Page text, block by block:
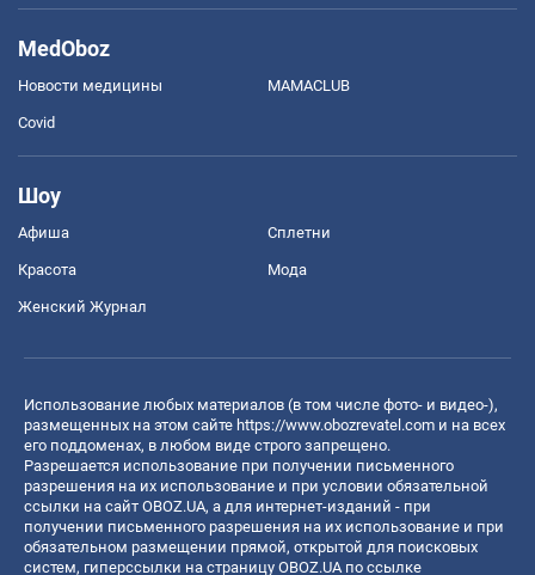
MedOboz
Новости медицины MAMACLUB
Covid
Шоу
Афиша Сплетни
Красота Мода
Женский Журнал
Использование любых материалов (в том числе фото- и видео-),
размещенных на этом сайте https://www.obozrevatel.com и на всех
его поддоменах, в любом виде строго запрещено.
Разрешается использование при получении письменного
разрешения на их использование и при условии обязательной
ссылки на сайт OBOZ.UA, а для интернет-изданий - при
получении письменного разрешения на их использование и при
обязательном размещении прямой, открытой для поисковых
систем, гиперссылки на страницу OBOZ.UA по ссылке